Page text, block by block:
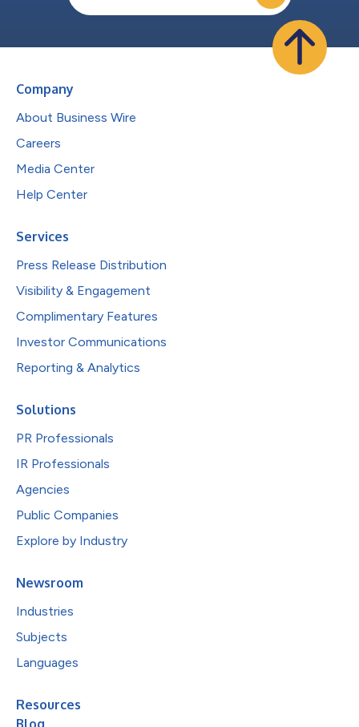
Company
About Business Wire
Careers
Media Center
Help Center
Services
Press Release Distribution
Visibility & Engagement
Complimentary Features
Investor Communications
Reporting & Analytics
Solutions
PR Professionals
IR Professionals
Agencies
Public Companies
Explore by Industry
Newsroom
Industries
Subjects
Languages
Resources
Blog